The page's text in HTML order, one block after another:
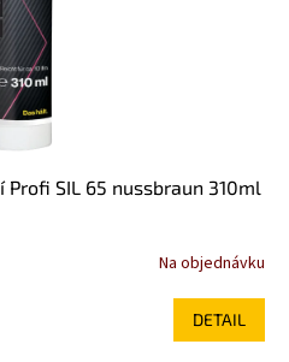
Profi SIL 65 nussbraun 310ml
Na objednávku
DETAIL